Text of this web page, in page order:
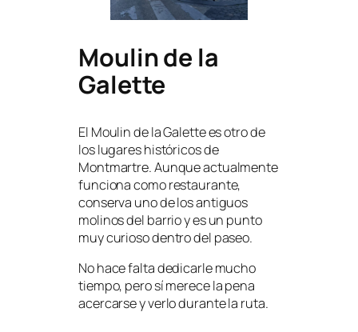
Moulin de la
Galette
El Moulin de la Galette es otro de
los lugares históricos de
Montmartre. Aunque actualmente
funciona como restaurante,
conserva uno de los antiguos
molinos del barrio y es un punto
muy curioso dentro del paseo.
No hace falta dedicarle mucho
tiempo, pero sí merece la pena
acercarse y verlo durante la ruta.